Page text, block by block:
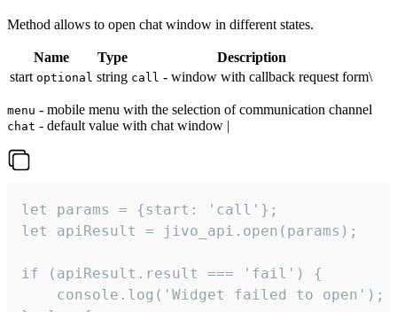
Method allows to open chat window in different states.
Name Type
Description
start optional string call - window with callback request form\
menu - mobile menu with the selection of communication channel
chat - default value with chat window |
let params = {start: 'call'};
let apiResult = jivo_api.open(params);
if (apiResult.result === 'fail') {
    console.log('Widget failed to open');